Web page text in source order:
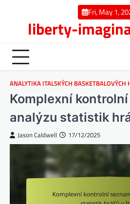
Fri, May 1,
liberty-
ANALYTIKA ITALSKÝCH BASKETBALOVÝCH
Komplexní
analýzu statistik
Jason Caldwell 17/12/2025